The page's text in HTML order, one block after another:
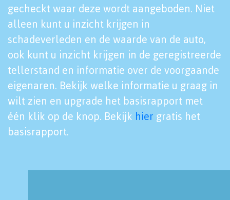
gecheckt waar deze wordt aangeboden. Niet
alleen kunt u inzicht krijgen in
schadeverleden en de waarde van de auto,
ook kunt u inzicht krijgen in de geregistreerde
tellerstand en informatie over de voorgaande
eigenaren. Bekijk welke informatie u graag in
wilt zien en upgrade het basisrapport met
één klik op de knop. Bekijk hier gratis het
basisrapport.